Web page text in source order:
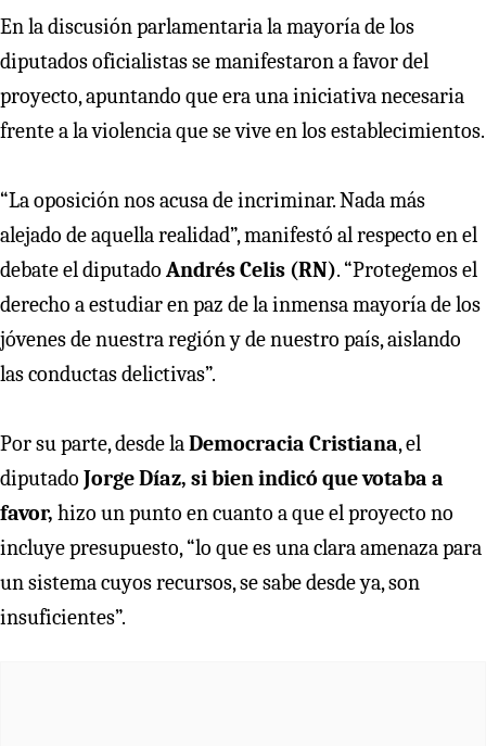
En la discusión parlamentaria la mayoría de los
diputados oficialistas se manifestaron a favor del
proyecto, apuntando que era una iniciativa necesaria
frente a la violencia que se vive en los establecimientos.
“La oposición nos acusa de incriminar. Nada más
alejado de aquella realidad”, manifestó al respecto en el
debate el diputado Andrés Celis (RN). “Protegemos el
derecho a estudiar en paz de la inmensa mayoría de los
jóvenes de nuestra región y de nuestro país, aislando
las conductas delictivas”.
Por su parte, desde laDemocracia Cristiana, el
diputado Jorge Díaz, si bien indicó que votaba a
favor, hizo un punto en cuanto a que el proyecto no
incluye presupuesto, “lo que es una clara amenaza para
un sistema cuyos recursos, se sabe desde ya, son
insuficientes”.